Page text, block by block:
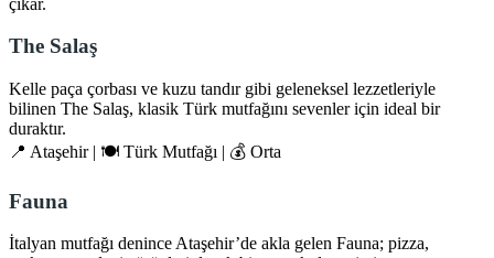
The Salaş
Kelle paça çorbası ve kuzu tandır gibi geleneksel lezzetleriyle
bilinen The Salaş, klasik Türk mutfağını sevenler için ideal bir
duraktır.
📍 Ataşehir | 🍽️ Türk Mutfağı | 💰 Orta
Fauna
İtalyan mutfağı denince Ataşehir’de akla gelen Fauna; pizza,